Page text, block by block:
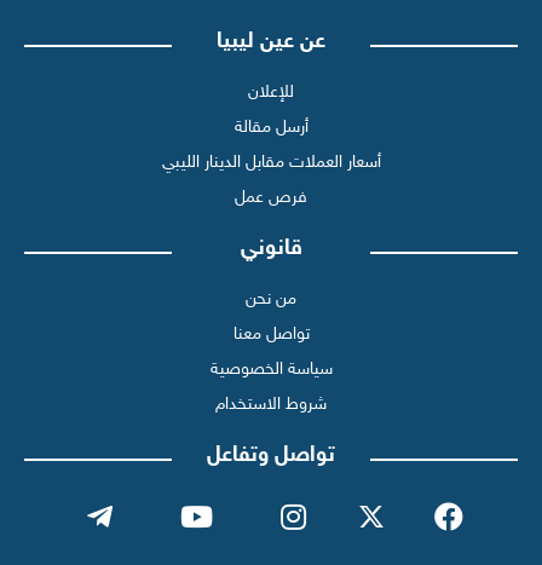
عن عين ليبيا
للإعلان
أرسل مقالة
أسعار العملات مقابل الدينار الليبي
فرص عمل
قانوني
من نحن
تواصل معنا
سياسة الخصوصية
شروط الاستخدام
تواصل وتفاعل